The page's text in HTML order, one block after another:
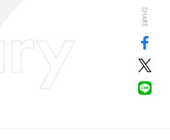
SHARE